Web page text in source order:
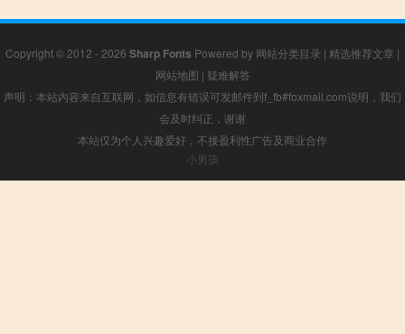
Copyright © 2012 - 2026 Sharp Fonts Powered by 网站分类目录 | 精选推荐文章 |
网站地图 | 疑难解答
声明：本站内容来自互联网，如信息有错误可发邮件到f_fb#foxmail.com说明，我们
会及时纠正，谢谢
本站仅为个人兴趣爱好，不接盈利性广告及商业合作
小男孩